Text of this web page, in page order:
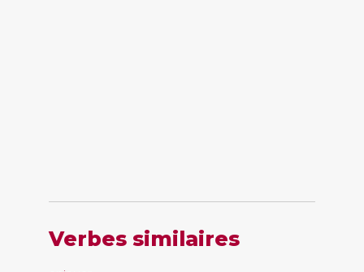
Verbes similaires